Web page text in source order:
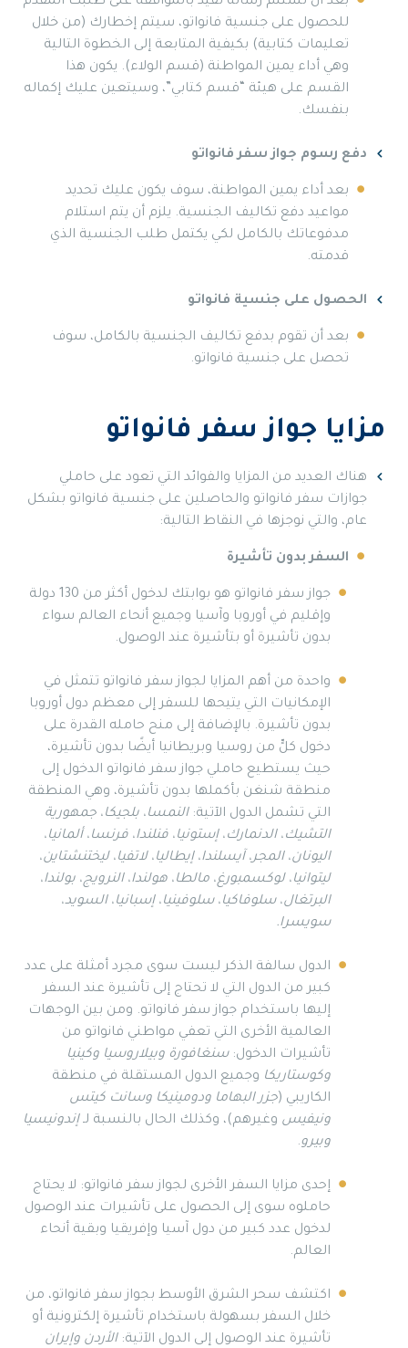
للحصول على جنسية فانواتو، سيتم إخطارك (من خلال
تعليمات كتابية) بكيفية المتابعة إلى الخطوة التالية
وهي أداء يمين المواطنة (قسم الولاء). يكون هذا
القسم على هيئة “قسم كتابي”، وسيتعين عليك إكماله
بنفسك.
دفع رسوم جواز سفر فانواتو
بعد أداء يمين المواطنة، سوف يكون عليك تحديد
مواعيد دفع تكاليف الجنسية. يلزم أن يتم استلام
مدفوعاتك بالكامل لكي يكتمل طلب الجنسية الذي
قدمته.
الحصول على جنسية فانواتو
بعد أن تقوم بدفع تكاليف الجنسية بالكامل، سوف
تحصل على جنسية فانواتو.
مزايا جواز سفر فانواتو
هناك العديد من المزايا والفوائد التي تعود على حاملي
جوازات سفر فانواتو والحاصلين على جنسية فانواتو بشكل
عام، والتي نوجزها في النقاط التالية:
السفر بدون تأشيرة
جواز سفر فانواتو هو بوابتك لدخول أكثر من 130 دولة
وإقليم في أوروبا وآسيا وجميع أنحاء العالم سواء
بدون تأشيرة أو بتأشيرة عند الوصول.
واحدة من أهم المزايا لجواز سفر فانواتو تتمثل في
الإمكانيات التي يتيحها للسفر إلى معظم دول أوروبا
بدون تأشيرة. بالإضافة إلى منح حامله القدرة على
دخول كلٍّ من روسيا وبريطانيا أيضًا بدون تأشيرة،
حيث يستطيع حاملي جواز سفر فانواتو الدخول إلى
منطقة شنغن بأكملها بدون تأشيرة، وهي المنطقة
التي تشمل الدول الآتية:النمسا، بلجيكا، جمهورية
التشيك، الدنمارك، إستونيا، فنلندا، فرنسا، ألمانيا،
اليونان، المجر، آيسلندا، إيطاليا، لاتفيا، ليختنشتاين،
ليتوانيا، لوكسمبورغ، مالطا، هولندا، النرويج، بولندا،
البرتغال، سلوفاكيا، سلوفينيا، إسبانيا، السويد،
سويسرا.
الدول سالفة الذكر ليست سوى مجرد أمثلة على عدد
كبير من الدول التي لا تحتاج إلى تأشيرة عند السفر
إليها باستخدام جواز سفر فانواتو. ومن بين الوجهات
العالمية الأخرى التي تعفي مواطني فانواتو من
تأشيرات الدخول:سنغافورة وبيلاروسيا وكينيا
وكوستاريكا وجميع الدول المستقلة في منطقة
الكاريبي (جزر البهاما ودومينيكا وسانت كيتس
ونيفيس وغيرهم)، وكذلك الحال بالنسبة لـإندونيسيا
وبيرو.
إحدى مزايا السفر الأخرى لجواز سفر فانواتو: لا يحتاج
حاملوه سوى إلى الحصول على تأشيرات عند الوصول
لدخول عدد كبير من دول آسيا وإفريقيا وبقية أنحاء
العالم.
اكتشف سحر الشرق الأوسط بجواز سفر فانواتو، من
خلال السفر بسهولة باستخدام تأشيرة إلكترونية أو
تأشيرة عند الوصول إلى الدول الآتية:الأردن وإيران